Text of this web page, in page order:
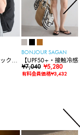
クカ
ト
BONJOUR SAGAN
【UPF50+・接触冷感
水】【水陸両用】ラ
ードロンパース
¥7,040 ¥5,280
有料会員価格¥3,432